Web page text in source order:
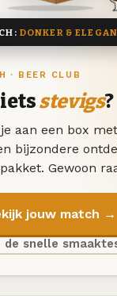
· BEER CLUB
stevigs?
aan een box
bijzondere
Gewoon
jouw match →
de snelle
DONKER &